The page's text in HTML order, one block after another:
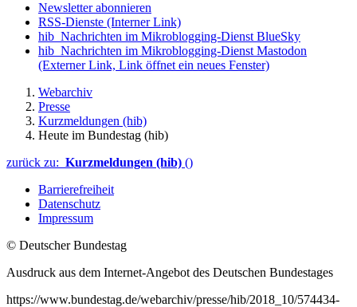
Newsletter abonnieren
RSS-Dienste (Interner Link)
hib_Nachrichten im Mikroblogging-Dienst BlueSky
hib_Nachrichten im Mikroblogging-Dienst Mastodon
(Externer Link, Link öffnet ein neues Fenster)
Webarchiv
Presse
Kurzmeldungen (hib)
Heute im Bundestag (hib)
zurück zu: Kurzmeldungen (hib) ()
Barrierefreiheit
Datenschutz
Impressum
© Deutscher Bundestag
Ausdruck aus dem Internet-Angebot des Deutschen Bundestages
https://www.bundestag.de/webarchiv/presse/hib/2018_10/574434-